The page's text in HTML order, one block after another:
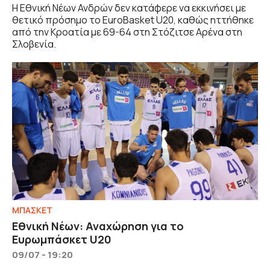
Η Εθνική Νέων Ανδρών δεν κατάφερε να εκκινήσει με
θετικό πρόσημο το EuroBasket U20, καθώς ηττήθηκε
από την Κροατία με 69-64 στη Στόζιτσε Αρένα στη
Σλοβενία.
ΜΠΑΣΚΕΤ
Εθνική Νέων: Αναχώρηση για το
Ευρωμπάσκετ U20
09/07 - 19:20